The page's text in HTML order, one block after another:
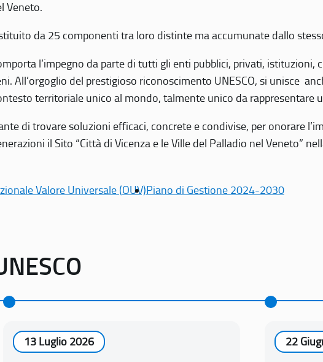
Veneto.
da 25 componenti tra loro distinte ma accumunate dallo
l’impegno da parte di tutti gli enti pubblici, privati, istituzioni,
All’orgoglio del prestigioso riconoscimento UNESCO, si unisce
territoriale unico al mondo, talmente unico da rappresentare
di trovare soluzioni efficaci, concrete e condivise, per onorare
il Sito “Città di Vicenza e le Ville del Palladio nel Veneto”
Valore Universale (OUV)Piano di Gestione 2024-2030
13 Luglio 2026 22